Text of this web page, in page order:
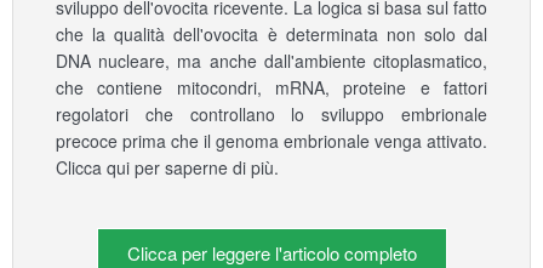
sviluppo dell'ovocita ricevente. La logica si basa sul fatto
che la qualità dell'ovocita è determinata non solo dal
DNA nucleare, ma anche dall'ambiente citoplasmatico,
che contiene mitocondri, mRNA, proteine e fattori
regolatori che controllano lo sviluppo embrionale
precoce prima che il genoma embrionale venga attivato.
Clicca qui per saperne di più.
Clicca per leggere l'articolo completo